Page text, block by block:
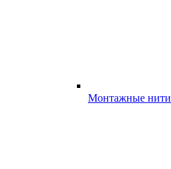
Монтажные нити